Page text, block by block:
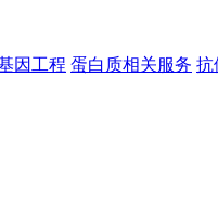
因工程 蛋白质相关服务 抗